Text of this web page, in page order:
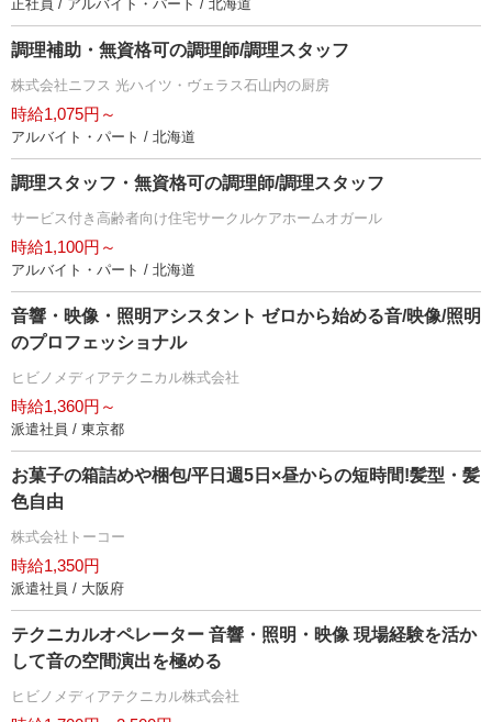
正社員 / アルバイト・パート / 北海道
調理補助・無資格可の調理師/調理スタッフ
株式会社ニフス 光ハイツ・ヴェラス石山内の厨房
時給1,075円～
アルバイト・パート / 北海道
調理スタッフ・無資格可の調理師/調理スタッフ
サービス付き高齢者向け住宅サークルケアホームオガール
時給1,100円～
アルバイト・パート / 北海道
音響・映像・照明アシスタント ゼロから始める音/映像/照明
のプロフェッショナル
ヒビノメディアテクニカル株式会社
時給1,360円～
派遣社員 / 東京都
お菓子の箱詰めや梱包/平日週5日×昼からの短時間!髪型・髪
色自由
株式会社トーコー
時給1,350円
派遣社員 / 大阪府
テクニカルオペレーター 音響・照明・映像 現場経験を活か
して音の空間演出を極める
ヒビノメディアテクニカル株式会社